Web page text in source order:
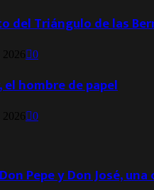
del Triángulo de las
2026 0
hombre de papel
2026 0
Pepe y Don José,